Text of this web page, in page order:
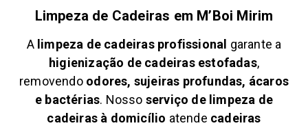
Limpeza de Cadeiras em M’Boi Mirim
A limpeza de cadeiras profissional garante a
higienização de cadeiras estofadas,
removendoodores, sujeiras profundas, ácaros
e bactérias. Nosso serviço de limpeza de
cadeiras à domicílio atende cadeiras